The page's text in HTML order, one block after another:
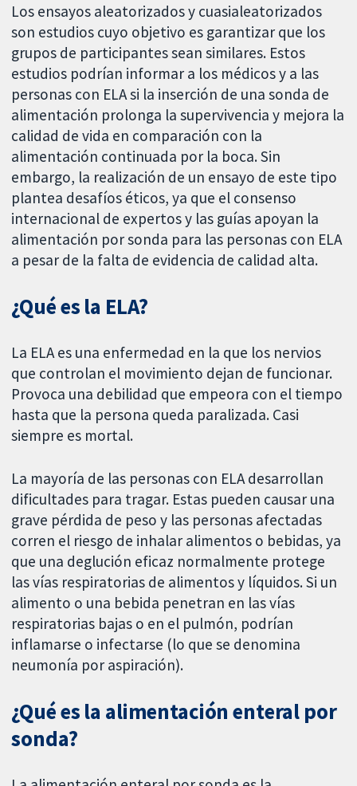
Los ensayos aleatorizados y cuasialeatorizados
son estudios cuyo objetivo es garantizar que los
grupos de participantes sean similares. Estos
estudios podrían informar a los médicos y a las
personas con ELA si la inserción de una sonda de
alimentación prolonga la supervivencia y mejora la
calidad de vida en comparación con la
alimentación continuada por la boca. Sin
embargo, la realización de un ensayo de este tipo
plantea desafíos éticos, ya que el consenso
internacional de expertos y las guías apoyan la
alimentación por sonda para las personas con ELA
a pesar de la falta de evidencia de calidad alta.
¿Qué es la ELA?
La ELA es una enfermedad en la que los nervios
que controlan el movimiento dejan de funcionar.
Provoca una debilidad que empeora con el tiempo
hasta que la persona queda paralizada. Casi
siempre es mortal.
La mayoría de las personas con ELA desarrollan
dificultades para tragar. Estas pueden causar una
grave pérdida de peso y las personas afectadas
corren el riesgo de inhalar alimentos o bebidas, ya
que una deglución eficaz normalmente protege
las vías respiratorias de alimentos y líquidos. Si un
alimento o una bebida penetran en las vías
respiratorias bajas o en el pulmón, podrían
inflamarse o infectarse (lo que se denomina
neumonía por aspiración).
¿Qué es la alimentación enteral por
sonda?